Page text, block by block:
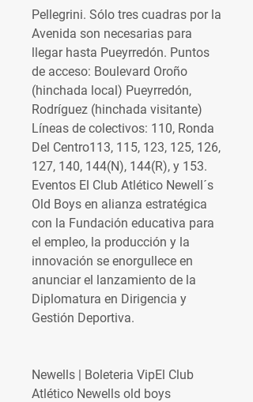
Pellegrini. Sólo tres cuadras por la
Avenida son necesarias para
llegar hasta Pueyrredón. Puntos
de acceso: Boulevard Oroño
(hinchada local) Pueyrredón,
Rodríguez (hinchada visitante)
Líneas de colectivos: 110, Ronda
Del Centro113, 115, 123, 125, 126,
127, 140, 144(N), 144(R), y 153.
Eventos El Club Atlético Newell´s
Old Boys en alianza estratégica
con la Fundación educativa para
el empleo, la producción y la
innovación se enorgullece en
anunciar el lanzamiento de la
Diplomatura en Dirigencia y
Gestión Deportiva.
Newells | Boleteria VipEl Club
Atlético Newells old boys